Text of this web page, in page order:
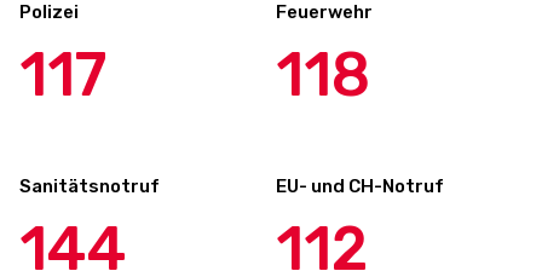
Polizei
117
Feuerwehr
118
Sanitätsnotruf
144
EU- und CH-Notruf
112